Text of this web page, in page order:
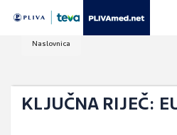
Naslovnica
KLJUČNA RIJEČ: